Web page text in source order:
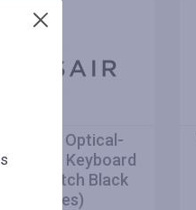
RGB Optical-
Gaming Keyboard
Switch Black
Series)